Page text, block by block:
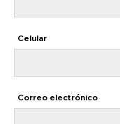
Celular
Correo electrónico